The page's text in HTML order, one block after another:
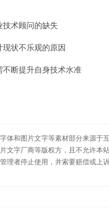
术顾问的缺失
状不乐观的原因
断提升自身技术水准
体和图片文字等素材部分来源
文字厂商等版权方，且不允许
理者停止使用，并索要赔偿或